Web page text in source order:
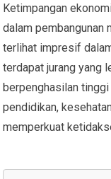
Ketimpangan
dalam pembangunan
terlihat impresif
terdapat jurang yang
berpenghasilan
pendidikan,
memperkuat